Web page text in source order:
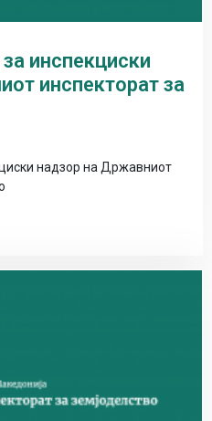
инспекциски
инспекторат за
надзор на Државниот